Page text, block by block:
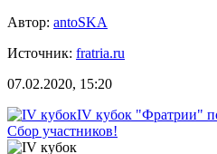
Автор: antoSKA
Источник: fratria.ru
07.02.2020, 15:20
IV кубок "Фратрии"
Сбор участников!